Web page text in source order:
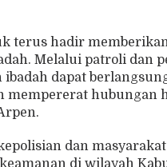
terus hadir
Melalui patroli dan
dapat
mempererat hubungan
dan
di wilayah